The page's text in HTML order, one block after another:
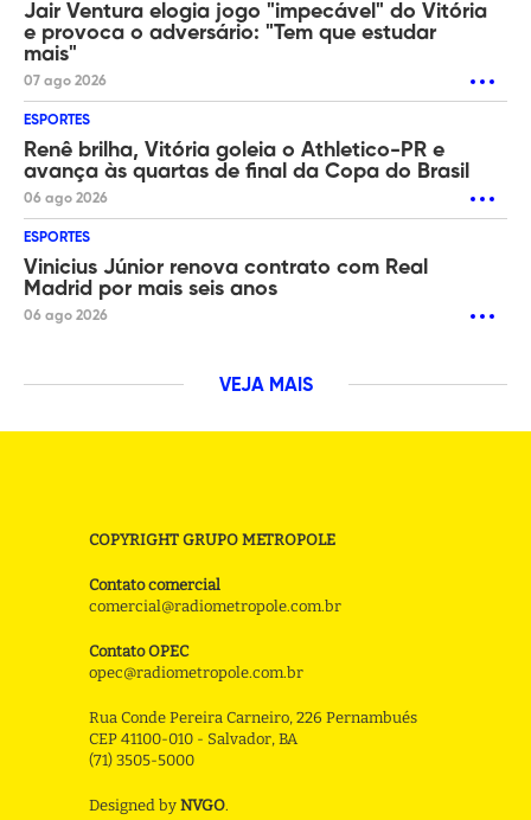
Jair Ventura elogia jogo "impecável" do Vitória
e provoca o adversário: "Tem que estudar
mais"
07 ago 2026
ESPORTES
Renê brilha, Vitória goleia o Athletico-PR e
avança às quartas de final da Copa do Brasil
06 ago 2026
ESPORTES
Vinicius Júnior renova contrato com Real
Madrid por mais seis anos
06 ago 2026
VEJA MAIS
COPYRIGHT GRUPO METROPOLE
Contato comercial
comercial@radiometropole.com.br
Contato OPEC
opec@radiometropole.com.br
Rua Conde Pereira Carneiro, 226 Pernambués
CEP 41100-010 - Salvador, BA
(71) 3505-5000
Designed by NVGO.